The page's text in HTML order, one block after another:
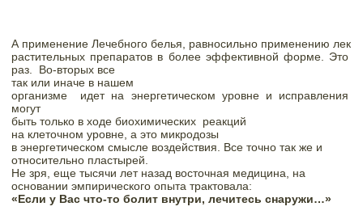
А применение Лечебного белья, равносильно применению лек
растительных препаратов в более эффективной форме. Это
раз.  Во-вторых все
так или иначе в нашем
организме
идет на энергетическом уровне и исправления
могут
быть только в ходе биохимических
на клеточном уровне , а это микродозы
в энергетическом смысле воздействия. Все точно так же и
относительно пластырей.
Не зря, еще тысячи лет назад восточная медицина, на
основании эмпирического опыта трактовала:
«Если у Вас что-то болит внутри, лечитесь снаружи…»